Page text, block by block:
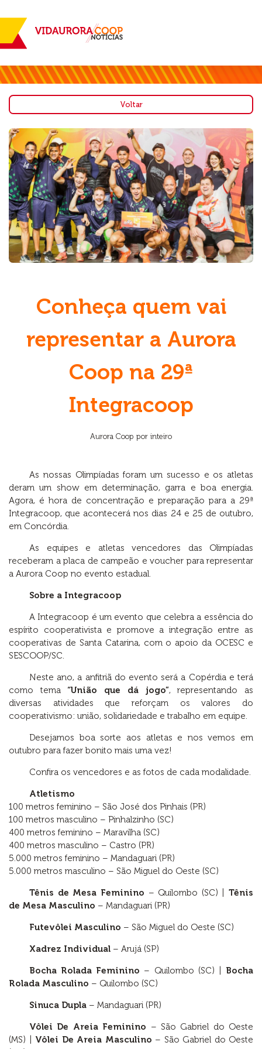
Voltar
Conheça quem vai
representar a Aurora
Coop na 29ª
Integracoop
Aurora Coop por inteiro
As nossas Olimpíadas foram um sucesso e os atletas
deram um show em determinação, garra e boa energia.
Agora, é hora de concentração e preparação para a 29ª
Integracoop, que acontecerá nos dias 24 e 25 de outubro,
em Concórdia.
As equipes e atletas vencedores das Olimpíadas
receberam a placa de campeão e voucher para representar
a Aurora Coop no evento estadual.
Sobre a Integracoop
A Integracoop é um evento que celebra a essência do
espírito cooperativista e promove a integração entre as
cooperativas de Santa Catarina, com o apoio da OCESC e
SESCOOP/SC.
Neste ano, a anfitriã do evento será a Copérdia e terá
como tema“União que dá jogo”, representando as
diversas atividades que reforçam os valores do
cooperativismo: união, solidariedade e trabalho em equipe.
Desejamos boa sorte aos atletas e nos vemos em
outubro para fazer bonito mais uma vez!
Confira os vencedores e as fotos de cada modalidade.
Atletismo
100 metros feminino – São José dos Pinhais (PR)
100 metros masculino – Pinhalzinho (SC)
400 metros feminino – Maravilha (SC)
400 metros masculino – Castro (PR)
5.000 metros feminino – Mandaguari (PR)
5.000 metros masculino – São Miguel do Oeste (SC)
Tênis de Mesa Feminino – Quilombo (SC) | Tênis
de Mesa Masculino – Mandaguari (PR)
Futevôlei Masculino – São Miguel do Oeste (SC)
Xadrez Individual – Arujá (SP)
Bocha Rolada Feminino – Quilombo (SC) | Bocha
Rolada Masculino – Quilombo (SC)
Sinuca Dupla – Mandaguari (PR)
Vôlei De Areia Feminino – São Gabriel do Oeste
(MS) | Vôlei De Areia Masculino – São Gabriel do Oeste